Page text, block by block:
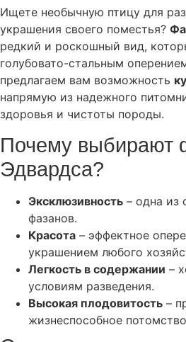
Ищете необычную птицу для
украшения своего поместья?
редкий и роскошный вид,
голубовато-стальным
предлагаем вам возможность
напрямую из надежного
здоровья и чистоты породы.
Почему выбирают
Эдвардса?
Эксклюзивность – одна из
фазанов.
Красота – эффектное
украшением любого
Легкость в содержании –
условиям разведения.
Высокая плодовитость –
жизнеспособное